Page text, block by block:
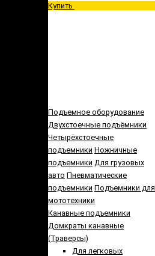
Купить
Подъемное оборудование
Двухстоечные подъёмники
Четырёхстоечные
подъемники Ножничные
подъемники Для грузовых
авто Пневматические
подъемники Подъемники для
мототехники
Канавные подъемники
Домкраты канавные
(Траверсы)
Для легковых